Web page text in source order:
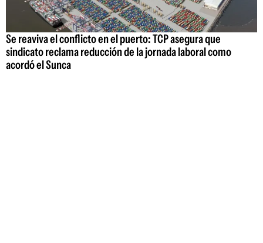
Se reaviva el conflicto en el puerto: TCP asegura que
sindicato reclama reducción de la jornada laboral como
acordó el Sunca